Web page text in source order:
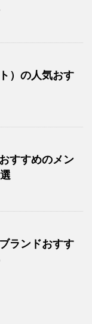
）の人気おす
すすめのメン
ランドおすす